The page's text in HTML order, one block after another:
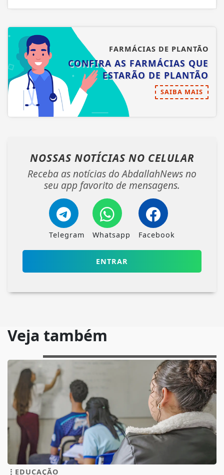
FARMÁCIAS DE PLANTÃO
CONFIRA AS FARMÁCIAS QUE
ESTARÃO DE PLANTÃO
SAIBA MAIS
NOSSAS NOTÍCIAS NO CELULAR
Receba as notícias do AbdallahNews no
seu app favorito de mensagens.
Telegram Whatsapp Facebook
ENTRAR
Veja também
EDUCAÇÃO